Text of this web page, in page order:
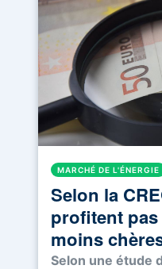
MARCHÉ DE L'ÉNERGIE
Selon la
profitent
moins
Selon une étude